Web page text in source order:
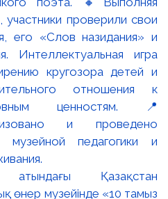
атындағы Қазақстан
өнер музейінде «10 тамыз